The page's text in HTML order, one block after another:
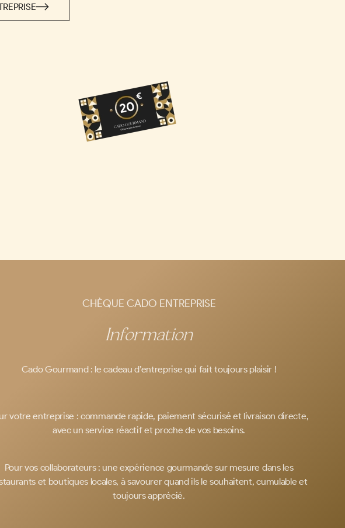
CHÈQUE CADO ENTREPRISE
Information
Cado Gourmand : le cadeau d’entreprise qui fait toujours plaisir !
votre entreprise : commande rapide, paiement sécurisé et livraison directe,
avec un service réactif et proche de vos besoins.
Pour vos collaborateurs : une expérience gourmande sur mesure dans les
et boutiques locales, à savourer quand ils le souhaitent, cumulable et
toujours apprécié.